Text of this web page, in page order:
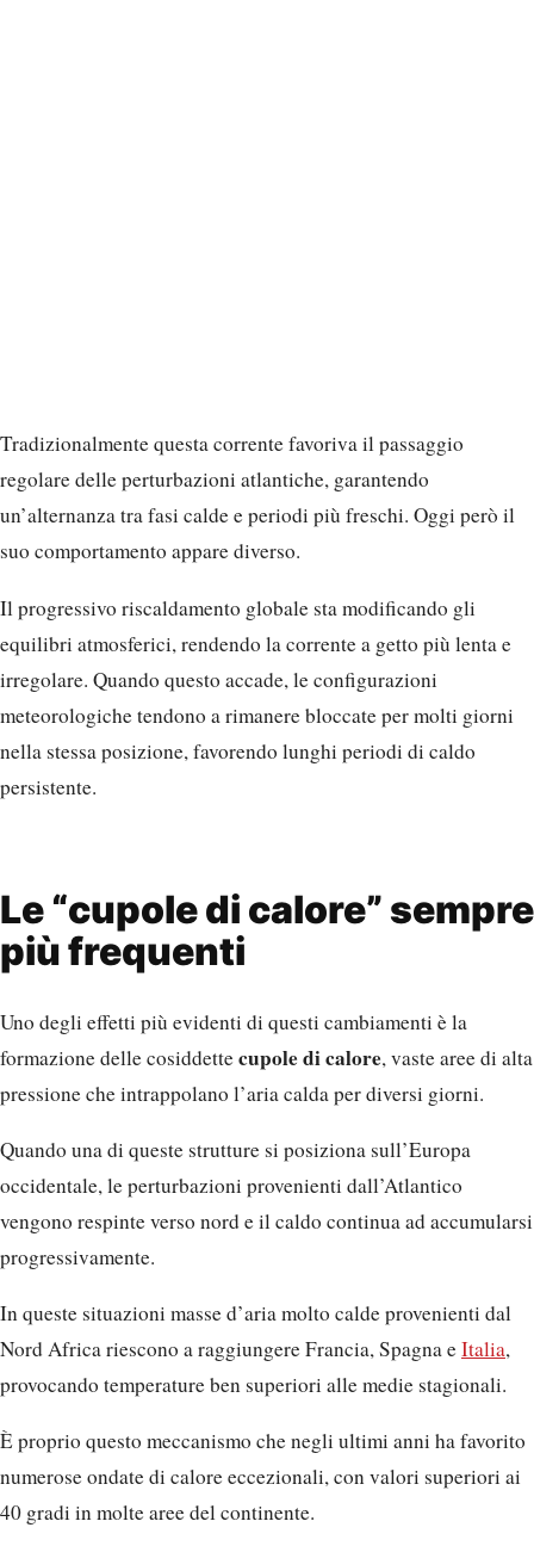
Tradizionalmente questa corrente favoriva il passaggio
regolare delle perturbazioni atlantiche, garantendo
un’alternanza tra fasi calde e periodi più freschi. Oggi però il
suo comportamento appare diverso.
Il progressivo riscaldamento globale sta modificando gli
equilibri atmosferici, rendendo la corrente a getto più lenta e
irregolare. Quando questo accade, le configurazioni
meteorologiche tendono a rimanere bloccate per molti giorni
nella stessa posizione, favorendo lunghi periodi di caldo
persistente.
Le “cupole di calore” sempre
più frequenti
Uno degli effetti più evidenti di questi cambiamenti è la
formazione delle cosiddettecupole di calore, vaste aree di alta
pressione che intrappolano l’aria calda per diversi giorni.
Quando una di queste strutture si posiziona sull’Europa
occidentale, le perturbazioni provenienti dall’Atlantico
vengono respinte verso nord e il caldo continua ad accumularsi
progressivamente.
In queste situazioni masse d’aria molto calde provenienti dal
Nord Africa riescono a raggiungere Francia, Spagna eItalia,
provocando temperature ben superiori alle medie stagionali.
È proprio questo meccanismo che negli ultimi anni ha favorito
numerose ondate di calore eccezionali, con valori superiori ai
40 gradi in molte aree del continente.